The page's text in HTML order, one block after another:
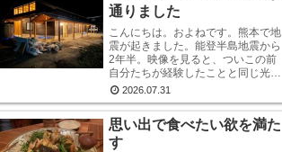
通りました
こんにちは。およねです。熊本で地
震が起きました。能登半島地震から
2年半。映像を見ると、ついこの前
自分たちが経験したことと同じ光景
が見られ、心が痛くなります。こう
いう時はできるだけ情報から離れた
ほうがいいと言いますが・・・気に
なります。気にな...
2026.07.31
思い出で食べたい欲を満た
す